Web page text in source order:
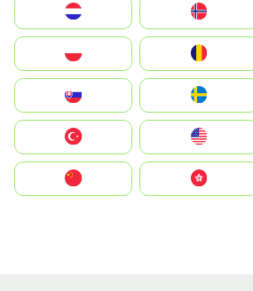
United States
中國香港特別行政區